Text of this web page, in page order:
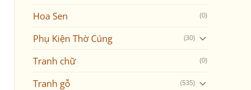
Hoa Sen (0)
Phụ Kiện Thờ Cúng (30)
Tranh chữ (0)
Tranh gỗ (535)